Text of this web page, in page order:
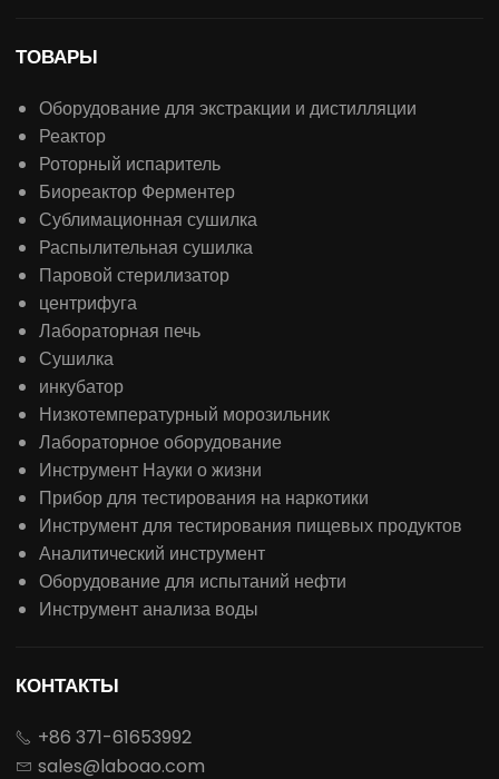
ТОВАРЫ
Оборудование для экстракции и дистилляции
Реактор
Роторный испаритель
Биореактор Ферментер
Сублимационная сушилка
Распылительная сушилка
Паровой стерилизатор
центрифуга
Лабораторная печь
Сушилка
инкубатор
Низкотемпературный морозильник
Лабораторное оборудование
Инструмент Науки о жизни
Прибор для тестирования на наркотики
Инструмент для тестирования пищевых продуктов
Аналитический инструмент
Оборудование для испытаний нефти
Инструмент анализа воды
КОНТАКТЫ
 +86 371-61653992
 sales@laboao.com